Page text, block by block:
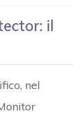
il
nel